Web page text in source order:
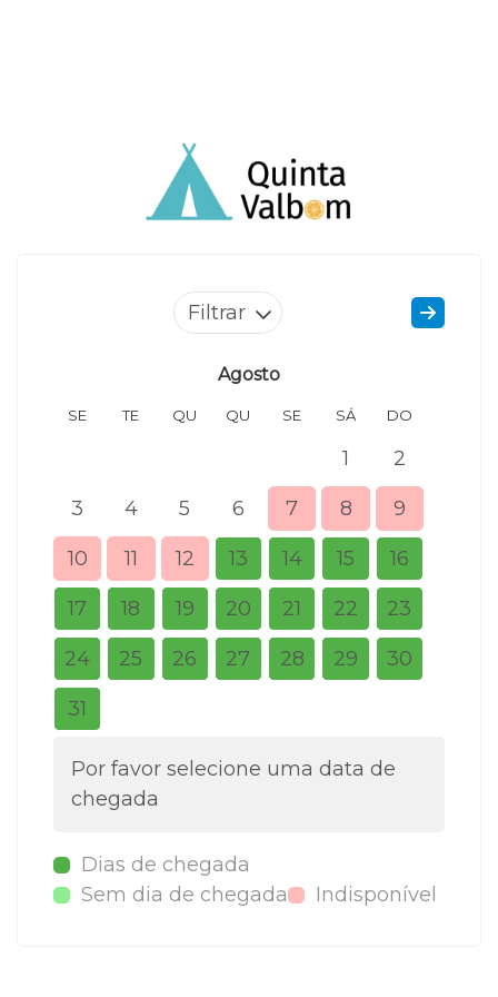
Filtrar
Agosto
SE TE QU QU SE SÁ DO
1 2
3 4 5 6 7 8 9
10 11 12 13 14 15 16
17 18 19 20 21 22 23
24 25 26 27 28 29 30
31
Por favor selecione uma data de
chegada
Dias de chegada
Sem dia de chegada
Indisponível